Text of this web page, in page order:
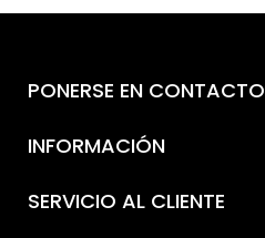
PONERSE EN CONTACTO
INFORMACIÓN
SERVICIO AL CLIENTE